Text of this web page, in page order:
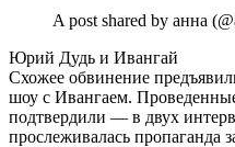
A post shared by анна
Юрий Дудь и Ивангай
Схожее обвинение
шоу с Ивангаем.
подтвердили — в двух
прослеживалась пропаганда